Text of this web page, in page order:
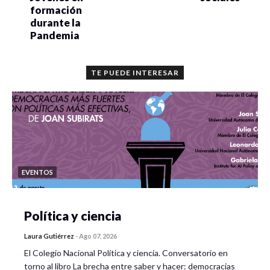
Estudio de la violencia en los jóvenes. Dra. Maribel
Lozano (UQRoo)
2021. Dr. Luis Miguel Rionda (UG)
Violencia y delincuencia en Guanajuato. Dra. Jesica
María Vega Zayas (UG)
https://us02web.zoom.us/j/
Meeting ID: 869 0599 8484
formación
durante la
Pandemia
TE PUEDE INTERESAR
EVENTOS
Política y ciencia
Laura Gutiérrez -Ago 07, 2026
El Colegio Nacional Política y ciencia. Conversatorio en
torno al libro La brecha entre saber y hacer: democracias